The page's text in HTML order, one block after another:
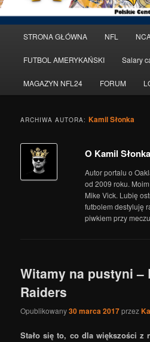
główne
Przeskocz
do
tekstu
Przeskocz
do
widgetów
STRONA GŁÓWNA NFL
FUTBOL AMERYKAŃSKI Salary
MAGAZYN NFL24 FORUM
ARCHIWA AUTORA:Kamil Słonka
O Kamil Słonka
Autor portalu o
od 2009 roku.
Mike Vick. Lubię
futbolem destyluję
piwkiem przy
Witamy na pustyni –
Raiders
Opublikowany30 marca 2017przez
Stało się to, co dla większości z